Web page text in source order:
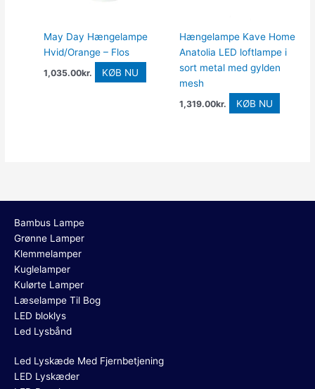
May Day Hængelampe
Hvid/Orange – Flos
1,035.00kr. KØB NU
Hængelampe Kave Home
Anatolia LED loftlampe i
sort metal med gylden
mesh
1,319.00kr. KØB NU
Bambus Lampe
Grønne Lamper
Klemmelamper
Kuglelamper
Kulørte Lamper
Læselampe Til Bog
LED bloklys
Led Lysbånd
Led Lyskæde Med Fjernbetjening
LED Lyskæder